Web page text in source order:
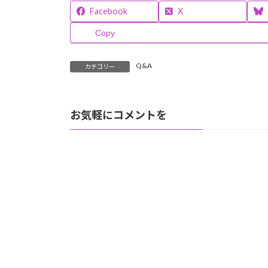
Facebook X
Copy
カテゴリー Q&A
お気軽にコメントを